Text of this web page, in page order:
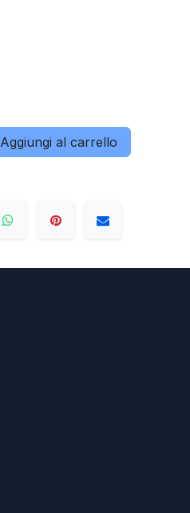
Aggiungi al carrello